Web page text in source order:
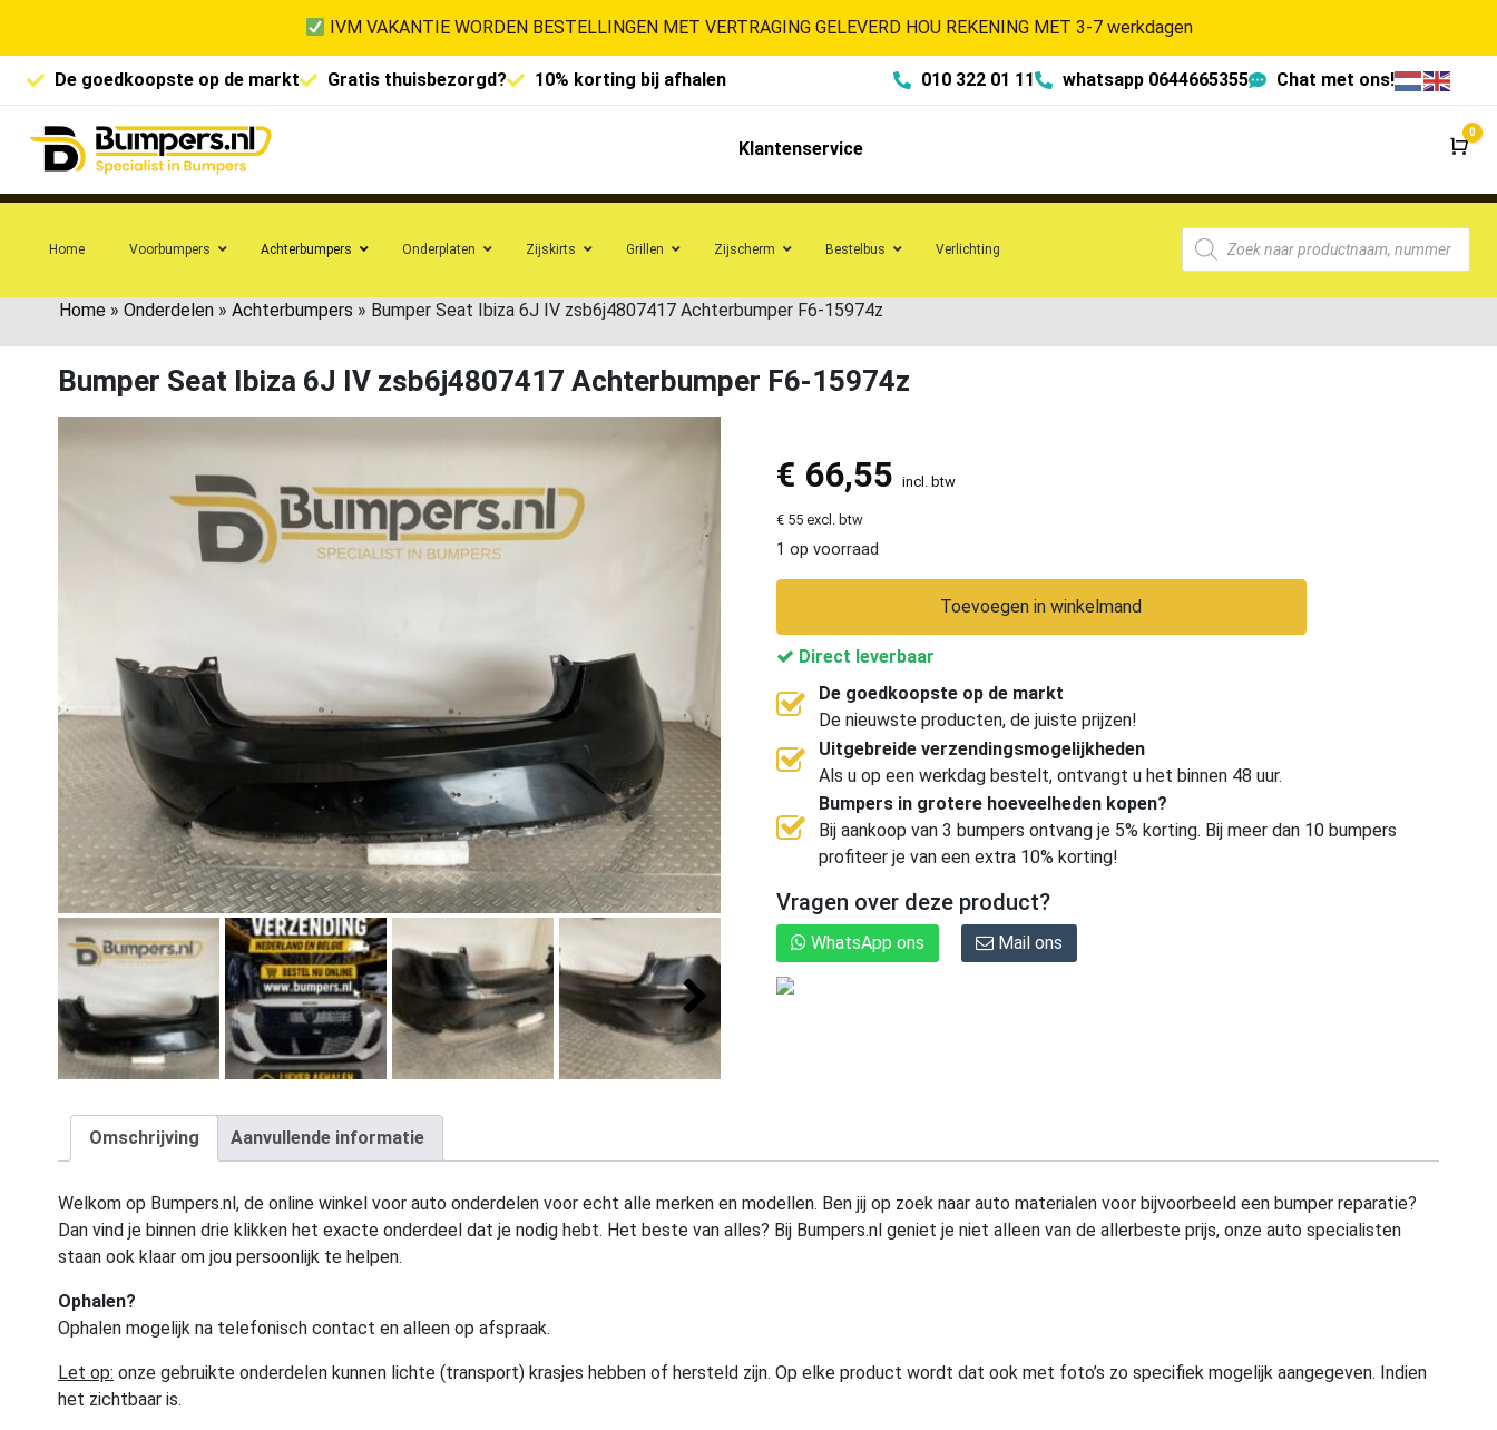
IVM VAKANTIE WORDEN BESTELLINGEN MET VERTRAGING GELEVERD HOU REKENING MET 3-7 werkdagen
De goedkoopste op de markt Gratis thuisbezorgd? 10% korting bij afhalen 010 322 01 11 whatsapp 0644665355 Chat met ons!
Klantenservice
0
Home Voorbumpers Achterbumpers Onderplaten Zijskirts Grillen Zijscherm Bestelbus Verlichting
Home » Onderdelen » Achterbumpers » Bumper Seat Ibiza 6J IV zsb6j4807417 Achterbumper F6-15974z
Bumper Seat Ibiza 6J IV zsb6j4807417 Achterbumper F6-15974z
€ 66,55 incl. btw
€ 55 excl. btw
1 op voorraad
Toevoegen in winkelmand
Direct leverbaar
De goedkoopste op de markt
De nieuwste producten, de juiste prijzen!
Uitgebreide verzendingsmogelijkheden
Als u op een werkdag bestelt, ontvangt u het binnen 48 uur.
Bumpers in grotere hoeveelheden kopen?
Bij aankoop van 3 bumpers ontvang je 5% korting. Bij meer dan 10 bumpers
profiteer je van een extra 10% korting!
Vragen over deze product?
WhatsApp ons Mail ons
Omschrijving Aanvullende informatie
Welkom op Bumpers.nl, de online winkel voor auto onderdelen voor echt alle merken en modellen. Ben jij op zoek naar auto materialen voor bijvoorbeeld een bumper reparatie?
Dan vind je binnen drie klikken het exacte onderdeel dat je nodig hebt. Het beste van alles? Bij Bumpers.nl geniet je niet alleen van de allerbeste prijs, onze auto specialisten
staan ook klaar om jou persoonlijk te helpen.
Ophalen?
Ophalen mogelijk na telefonisch contact en alleen op afspraak.
Let op: onze gebruikte onderdelen kunnen lichte (transport) krasjes hebben of hersteld zijn. Op elke product wordt dat ook met foto’s zo specifiek mogelijk aangegeven. Indien
het zichtbaar is.